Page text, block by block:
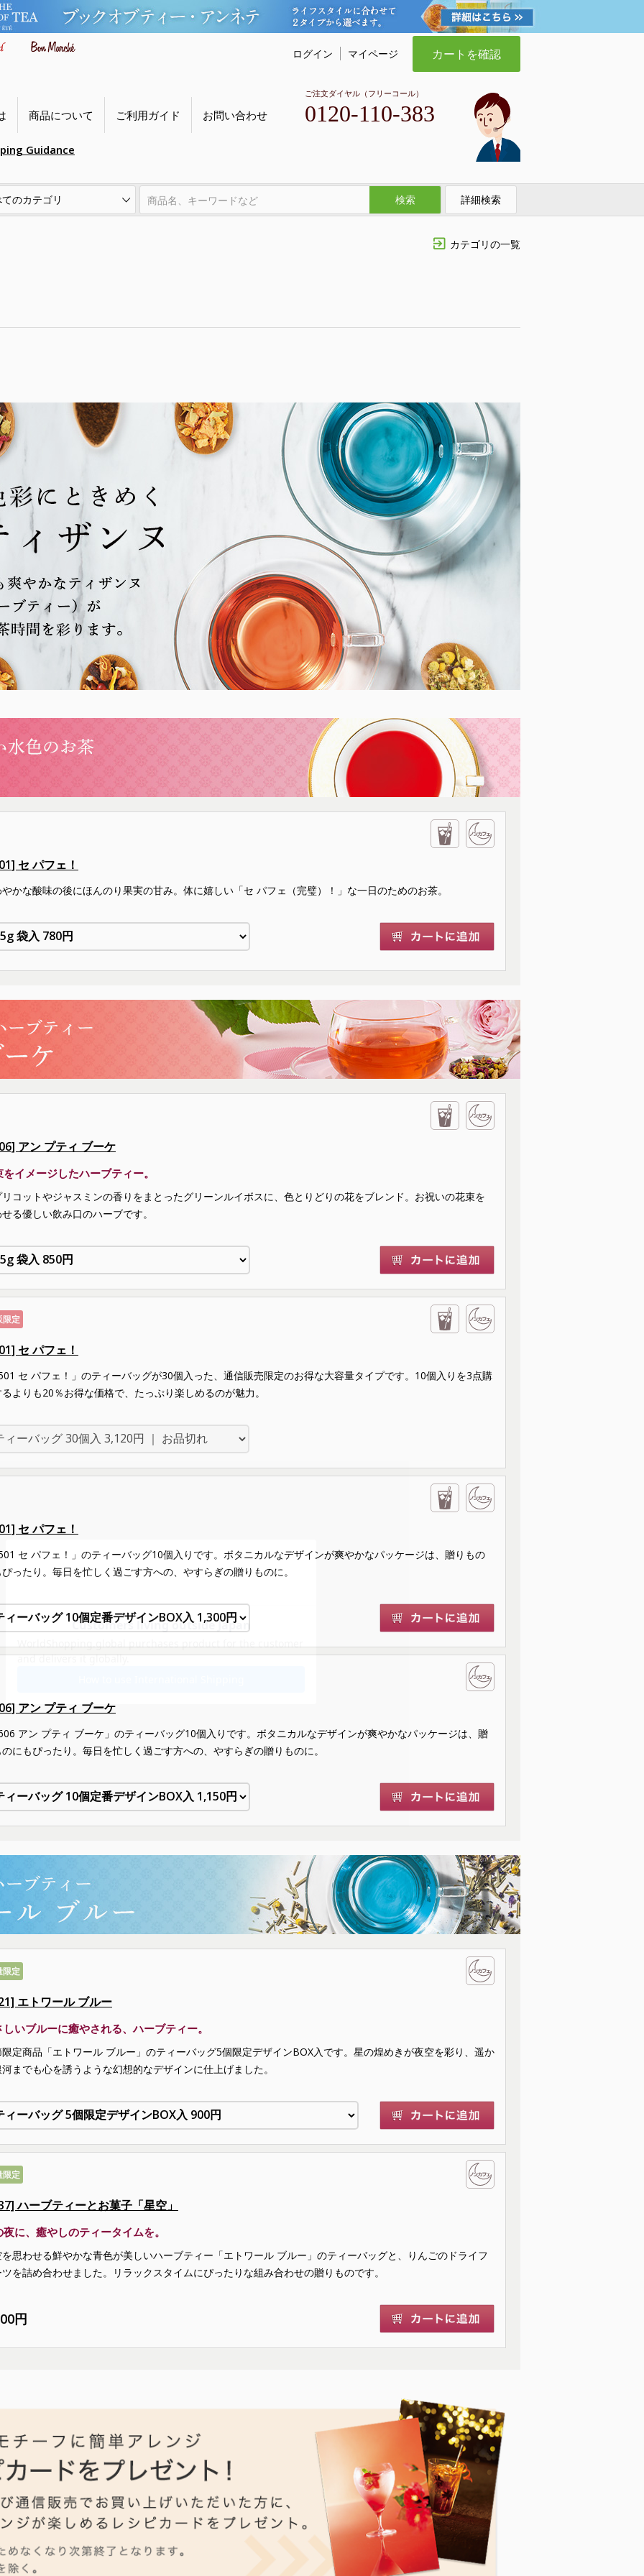
ログイン マイページ カートを確認
商品について ご利用ガイド お問い合わせ
ご注文ダイヤル（フリーコール）
0120-110-383
Guidance
検索 詳細検索
カテゴリの一覧
セ パフェ！
かな酸味の後にほんのり果実の甘み。体に嬉しい「セ パフェ（完璧）！」な一日のためのお茶。
アン プティ ブーケ
をイメージしたハーブティー。
コットやジャスミンの香りをまとったグリーンルイボスに、色とりどりの花をブレンド。お祝いの花束を
る優しい飲み口のハーブです。
限定
セ パフェ！
セ パフェ！」のティーバッグが30個入った、通信販売限定のお得な大容量タイプです。10個入りを3点購
よりも20％お得な価格で、たっぷり楽しめるのが魅力。
セ パフェ！
セ パフェ！」のティーバッグ10個入りです。ボタニカルなデザインが爽やかなパッケージは、贈りもの
ったり。毎日を忙しく過ごす方への、やすらぎの贈りものに。
アン プティ ブーケ
アン プティ ブーケ」のティーバッグ10個入りです。ボタニカルなデザインが爽やかなパッケージは、贈
にもぴったり。毎日を忙しく過ごす方への、やすらぎの贈りものに。
限定
エトワール ブルー
しいブルーに癒やされる、ハーブティー。
定商品「エトワール ブルー」のティーバッグ5個限定デザインBOX入です。星の煌めきが夜空を彩り、遥か
までも心を誘うような幻想的なデザインに仕上げました。
限定
ハーブティーとお菓子「星空」
夜に、癒やしのティータイムを。
思わせる鮮やかな青色が美しいハーブティー「エトワール ブルー」のティーバッグと、りんごのドライフ
を詰め合わせました。リラックスタイムにぴったりな組み合わせの贈りものです。
円